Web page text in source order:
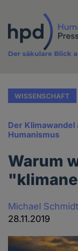
Inhalt
Der säkulare Blick
WISSENSCHAFT
Der
Humanismus
Warum
Michael
28.11.2019